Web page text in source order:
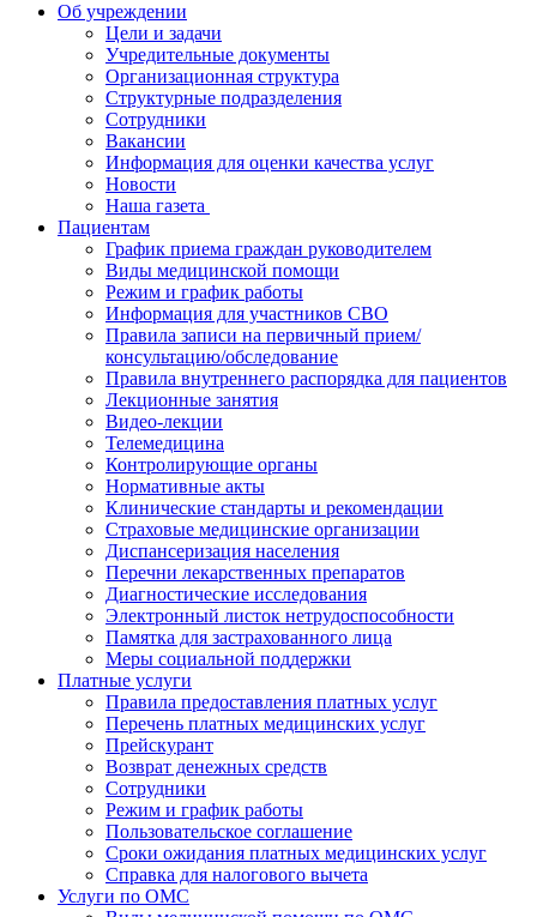
Об учреждении
Цели и задачи
Учредительные документы
Организационная структура
Структурные подразделения
Сотрудники
Вакансии
Информация для оценки качества услуг
Новости
​​Наша газета
Пациентам
График приема граждан руководителем
Виды медицинской помощи
Режим и график работы
Информация для участников СВО
Правила записи на первичный прием/
консультацию/обследование
Правила внутреннего распорядка для пациентов
Лекционные занятия
Видео-лекции
Телемедицина
Контролирующие органы
Нормативные акты
Клинические стандарты и рекомендации
Страховые медицинские организации
Диспансеризация населения
Перечни лекарственных препаратов
Диагностические исследования
Электронный листок нетрудоспособности
Памятка для застрахованного лица
Меры социальной поддержки
Платные услуги
Правила предоставления платных услуг
Перечень платных медицинских услуг
Прейскурант
Возврат денежных средств
Сотрудники
Режим и график работы
Пользовательское соглашение
Сроки ожидания платных медицинских услуг
Справка для налогового вычета
Услуги по ОМС